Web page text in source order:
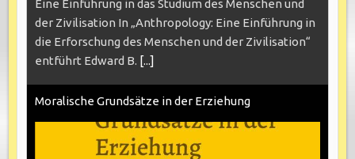
Eine Einführung in das Studium des Menschen und
der Zivilisation In „Anthropology: Eine Einführung in
die Erforschung des Menschen und der Zivilisation“
entführt Edward B. [...]
Moralische Grundsätze in der Erziehung